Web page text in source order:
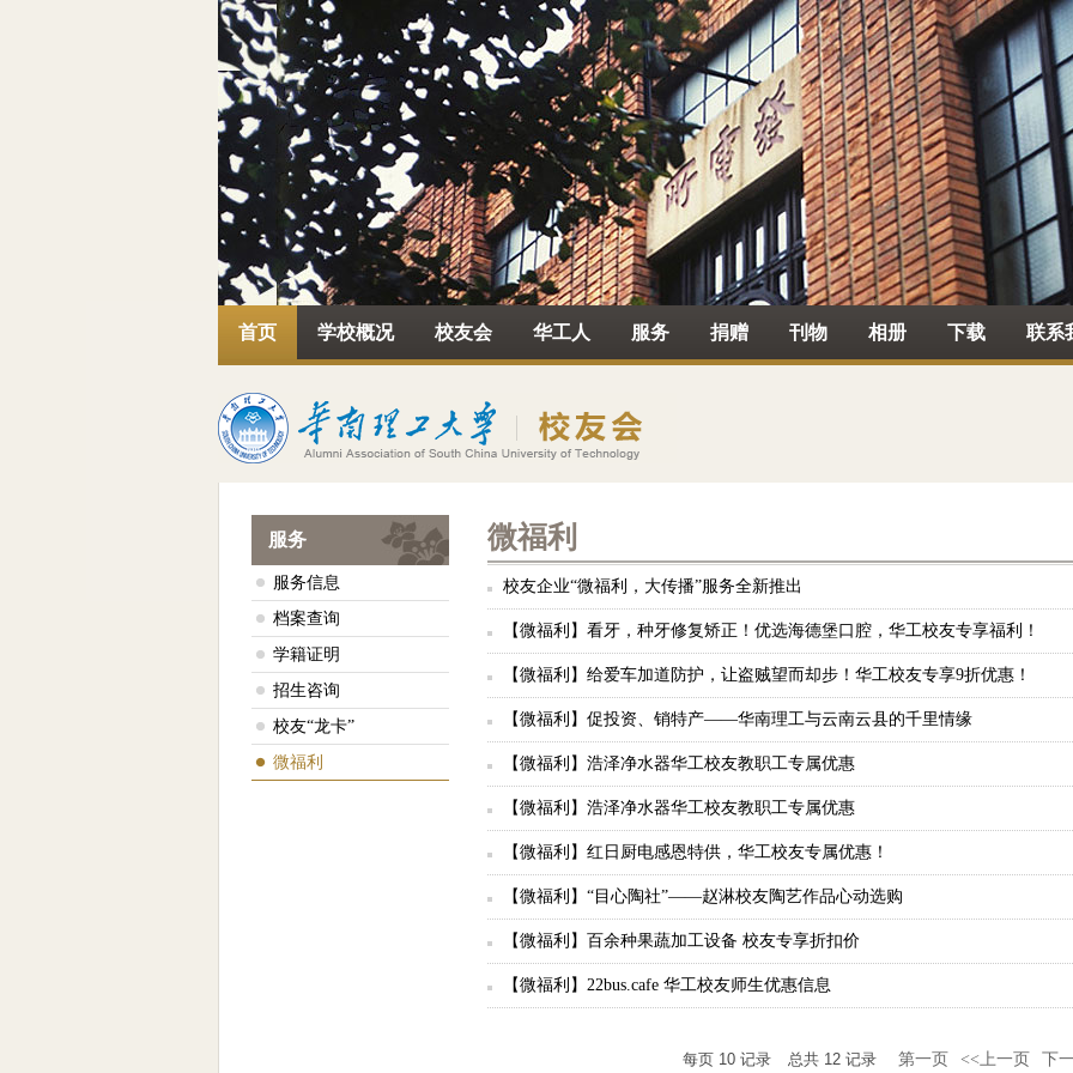
首页 学校概况 校友会 华工人 服务 捐赠 刊物 相册 下载 联系
服务
服务信息
档案查询
学籍证明
招生咨询
校友“龙卡”
微福利
微福利
校友企业“微福利，大传播”服务全新推出
【微福利】看牙，种牙修复矫正！优选海德堡口腔，华工校友专享福利！
【微福利】给爱车加道防护，让盗贼望而却步！华工校友专享9折优惠！
【微福利】促投资、销特产——华南理工与云南云县的千里情缘
【微福利】浩泽净水器华工校友教职工专属优惠
【微福利】浩泽净水器华工校友教职工专属优惠
【微福利】红日厨电感恩特供，华工校友专属优惠！
【微福利】“目心陶社”——赵淋校友陶艺作品心动选购
【微福利】百余种果蔬加工设备 校友专享折扣价
【微福利】22bus.cafe 华工校友师生优惠信息
每页 10 记录 总共 12 记录 第一页 <<上一页 下